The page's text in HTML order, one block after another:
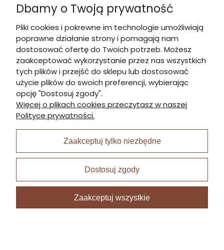
Kontakt
Informacje
Płatności i dostawa
Moje konto
I Nagroda w plabiscycie:
Dbamy o Twoją prywatność
Pliki cookies i pokrewne im technologie umożliwiają
poprawne działanie strony i pomagają nam
dostosować ofertę do Twoich potrzeb. Możesz
zaakceptować wykorzystanie przez nas wszystkich
tych plików i przejść do sklepu lub dostosować
użycie plików do swoich preferencji, wybierając
opcję "Dostosuj zgody".
Więcej o plikach cookies przeczytasz w naszej
Polityce prywatności.
Zaakceptuj tylko niezbędne
Dostosuj zgody
Zaakceptuj wszystkie